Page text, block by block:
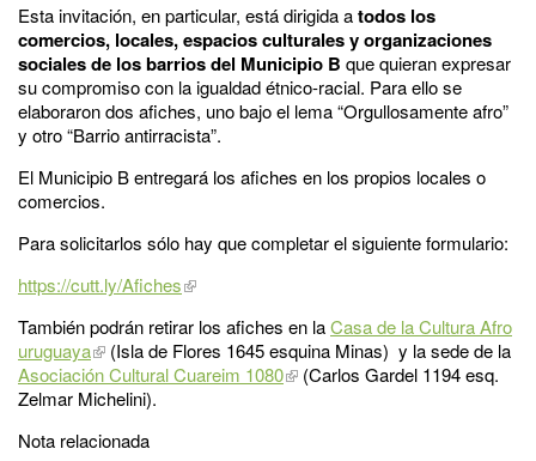
Esta invitación, en particular, está dirigida atodos los
comercios, locales, espacios culturales y organizaciones
sociales de los barrios del Municipio B que quieran expresar
su compromiso con la igualdad étnico-racial. Para ello se
elaboraron dos afiches, uno bajo el lema “Orgullosamente afro”
y otro “Barrio antirracista”.
El Municipio B entregará los afiches en los propios locales o
comercios.
Para solicitarlos sólo hay que completar el siguiente formulario:
https://cutt.ly/Afiches
También podrán retirar los afiches en laCasa de la Cultura Afro
uruguaya
(Isla de Flores 1645 esquina Minas) y la sede de la
Asociación Cultural Cuareim 1080
(Carlos Gardel 1194 esq.
Zelmar Michelini).
Nota relacionada